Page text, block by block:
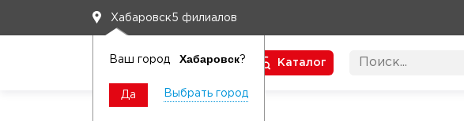
Хабаровск5 филиалов
Ваш город Хабаровск?
Да Выбрать город
Каталог